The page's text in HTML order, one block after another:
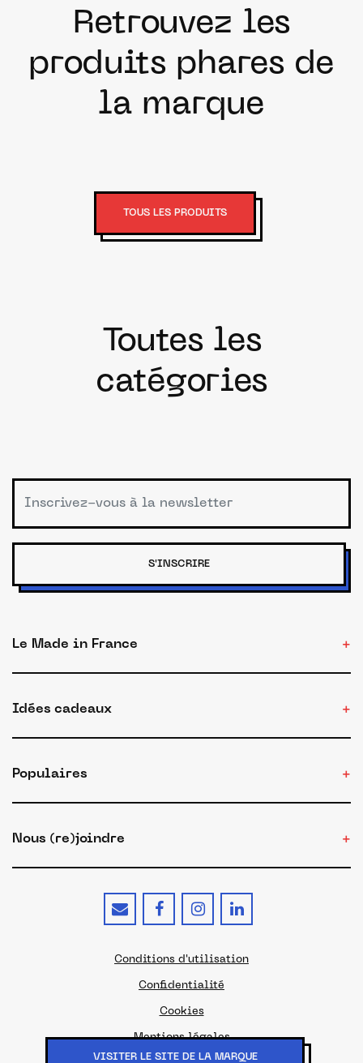
VISITER LE SITE DE LA MARQUE
Retrouvez les
produits phares de
la marque
TOUS LES PRODUITS
Toutes les
catégories
S'INSCRIRE
Le Made in France
Idées cadeaux
Populaires
Nous (re)joindre
Conditions d'utilisation
Confidentialité
Cookies
Mentions légales